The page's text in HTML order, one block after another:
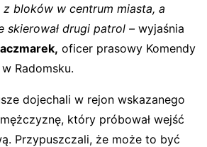
bloków w centrum miasta, a
skierował drugi patrol – wyjaśnia
oficer prasowy Komendy
Radomsku.
dojechali w rejon wskazanego
który próbował wejść
Przypuszczali, że może to być